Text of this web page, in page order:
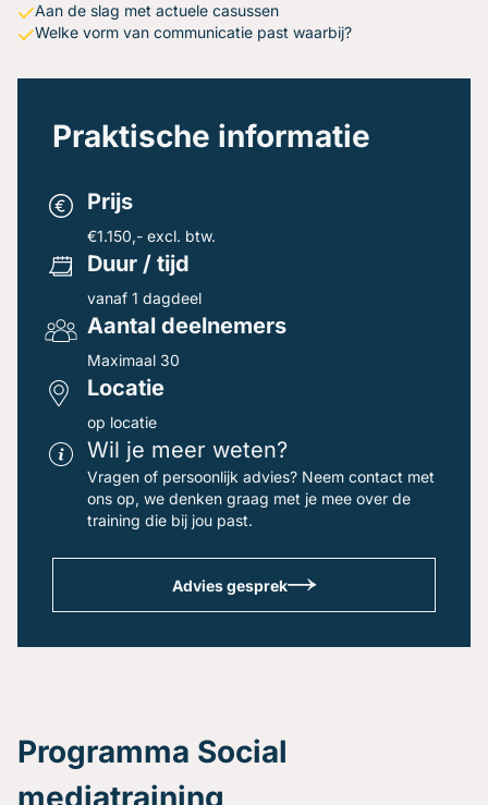
Aan de slag met actuele casussen
Welke vorm van communicatie past waarbij?
Praktische informatie
Prijs
€1.150,- excl. btw.
Duur / tijd
vanaf 1 dagdeel
Aantal deelnemers
Maximaal 30
Locatie
op locatie
Wil je meer weten?
Vragen of persoonlijk advies? Neem contact met
ons op, we denken graag met je mee over de
training die bij jou past.
Advies gesprek
Programma Social